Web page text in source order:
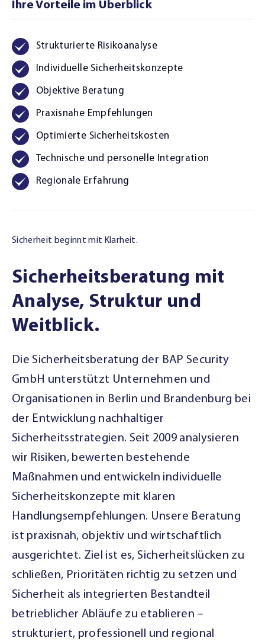
Ihre Vorteile im Überblick
Strukturierte Risikoanalyse
Individuelle Sicherheitskonzepte
Objektive Beratung
Praxisnahe Empfehlungen
Optimierte Sicherheitskosten
Technische und personelle Integration
Regionale Erfahrung
Sicherheit beginnt mit Klarheit.
Sicherheitsberatung mit
Analyse, Struktur und
Weitblick.
Die Sicherheitsberatung der BAP Security
GmbH unterstützt Unternehmen und
Organisationen in Berlin und Brandenburg bei
der Entwicklung nachhaltiger
Sicherheitsstrategien. Seit 2009 analysieren
wir Risiken, bewerten bestehende
Maßnahmen und entwickeln individuelle
Sicherheitskonzepte mit klaren
Handlungsempfehlungen. Unsere Beratung
ist praxisnah, objektiv und wirtschaftlich
ausgerichtet. Ziel ist es, Sicherheitslücken zu
schließen, Prioritäten richtig zu setzen und
Sicherheit als integrierten Bestandteil
betrieblicher Abläufe zu etablieren –
strukturiert, professionell und regional